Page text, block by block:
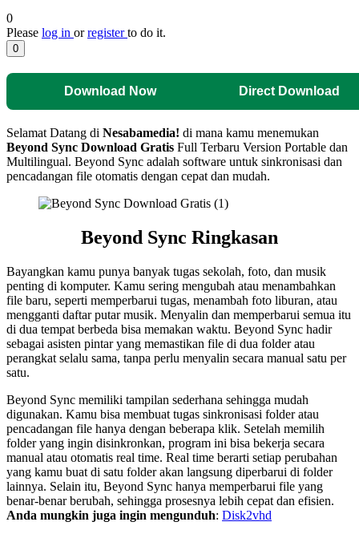
0
Please log in orregisterto do it.
0
Download Now Direct Download
Selamat Datang di Nesabamedia! di mana kamu menemukan
Beyond Sync Download Gratis Full Terbaru Version Portable dan
Multilingual. Beyond Sync adalah software untuk sinkronisasi dan
pencadangan file otomatis dengan cepat dan mudah.
Beyond Sync Ringkasan
Bayangkan kamu punya banyak tugas sekolah, foto, dan musik
penting di komputer. Kamu sering mengubah atau menambahkan
file baru, seperti memperbarui tugas, menambah foto liburan, atau
mengganti daftar putar musik. Menyalin dan memperbarui semua itu
di dua tempat berbeda bisa memakan waktu. Beyond Sync hadir
sebagai asisten pintar yang memastikan file di dua folder atau
perangkat selalu sama, tanpa perlu menyalin secara manual satu per
satu.
Beyond Sync memiliki tampilan sederhana sehingga mudah
digunakan. Kamu bisa membuat tugas sinkronisasi folder atau
pencadangan file hanya dengan beberapa klik. Setelah memilih
folder yang ingin disinkronkan, program ini bisa bekerja secara
manual atau otomatis real time. Real time berarti setiap perubahan
yang kamu buat di satu folder akan langsung diperbarui di folder
lainnya. Selain itu, Beyond Sync hanya memperbarui file yang
benar-benar berubah, sehingga prosesnya lebih cepat dan efisien.
Anda mungkin juga ingin mengunduh: Disk2vhd